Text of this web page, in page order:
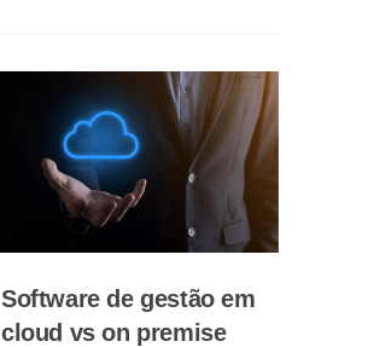
Software de gestão em
cloud vs on premise